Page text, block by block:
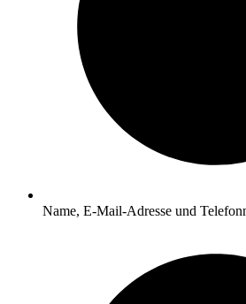
Name, E-Mail-Adresse und